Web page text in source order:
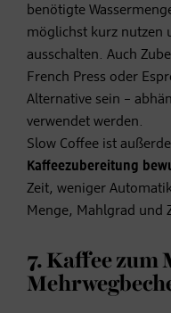
benötigte
möglichst kurz nutzen
ausschalten. Auch
French Press oder
Alternative sein –
verwendet werden.
Slow Coffee ist
Kaffeezubereitung
Zeit, weniger
Menge, Mahlgrad und
7. Kaffee zum